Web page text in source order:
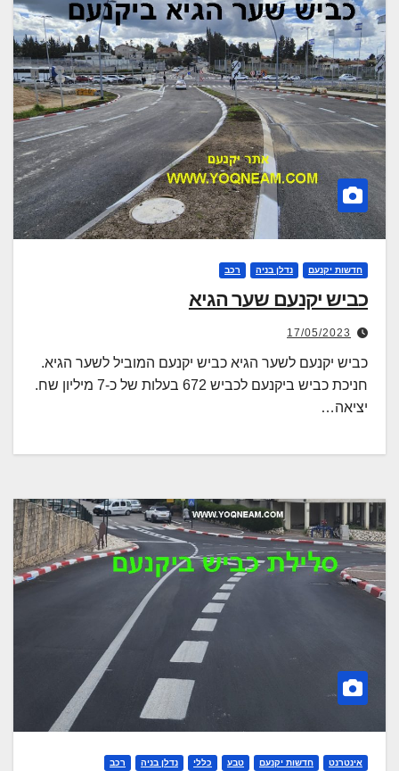
חדשות יקנעם נדלן בניה רכב
כביש יקנעם שער הגיא
17/05/2023
כביש יקנעם לשער הגיא כביש יקנעם המוביל לשער הגיא.
חניכת כביש ביקנעם לכביש 672 בעלות של כ-7 מיליון שח.
יציאה…
אינטרנט חדשות יקנעם טבע כללי נדלן בניה רכב